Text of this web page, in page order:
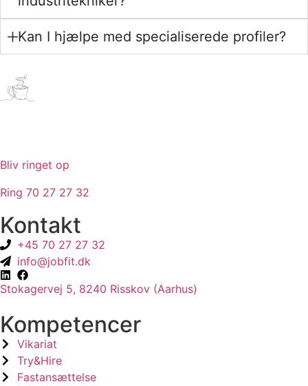
Kan I hjælpe med specialiserede profiler?
Bliv ringet op
Ring 70 27 27 32
Kontakt
+45 70 27 27 32
info@jobfit.dk
Stokagervej 5, 8240 Risskov (Aarhus)
Kompetencer
Vikariat
Try&Hire
Fastansættelse